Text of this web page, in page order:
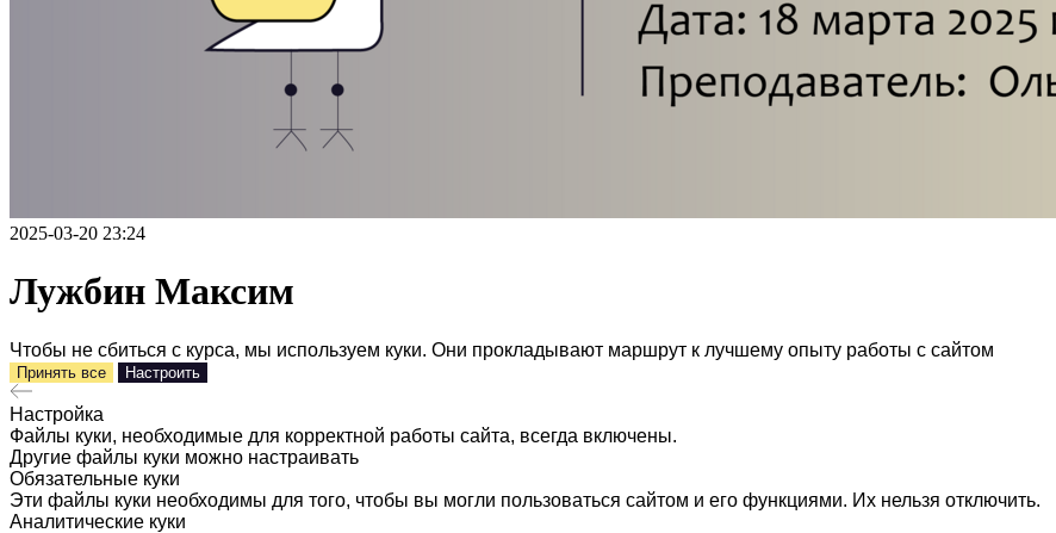
2025-03-20 23:24
Лужбин Максим
Чтобы не сбиться с курса, мы используем куки. Они прокладывают маршрут к лучшему опыту работы с сайтом
Принять все Настроить
Настройка
Файлы куки, необходимые для корректной работы сайта, всегда включены.
Другие файлы куки можно настраивать
Обязательные куки
Эти файлы куки необходимы для того, чтобы вы могли пользоваться сайтом и его функциями. Их нельзя отключить.
Аналитические куки